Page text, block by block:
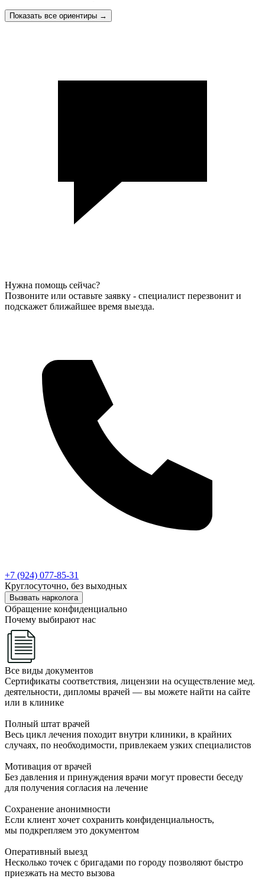
Показать все ориентиры →
Нужна помощь сейчас?
Позвоните или оставьте заявку - специалист перезвонит и
подскажет ближайшее время выезда.
+7 (924) 077-85-31
Круглосуточно, без выходных
Вызвать нарколога
Обращение конфиденциально
Почему выбирают нас
Все виды документов
Сертификаты соответствия, лицензии на осуществление мед.
деятельности, дипломы врачей — вы можете найти на сайте
или в клинике
Полный штат врачей
Весь цикл лечения походит внутри клиники, в крайних
случаях, по необходимости, привлекаем узких специалистов
Мотивация от врачей
Без давления и принуждения врачи могут провести беседу
для получения согласия на лечение
Сохранение анонимности
Если клиент хочет сохранить конфиденциальность,
мы подкрепляем это документом
Оперативный выезд
Несколько точек с бригадами по городу позволяют быстро
приезжать на место вызова